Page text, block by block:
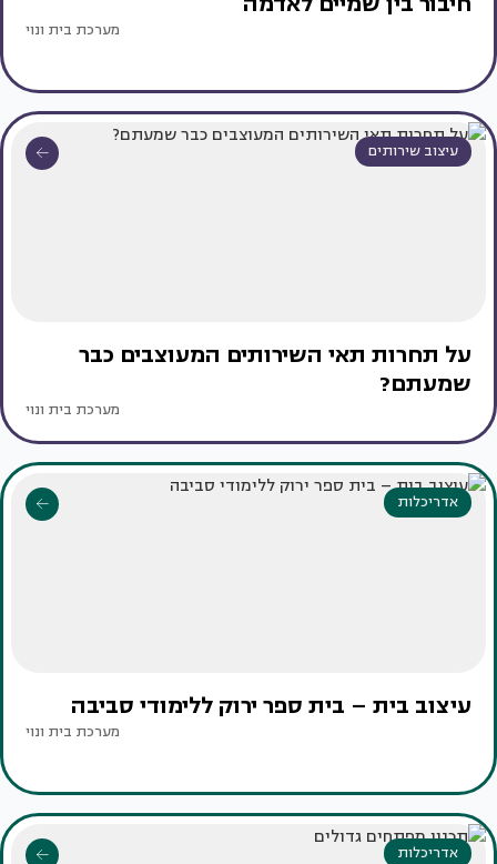
מערכת בית ונוי
עיצוב שירותים
על תחרות תאי השירותים המעוצבים כבר
שמעתם?
מערכת בית ונוי
אדריכלות
עיצוב בית – בית ספר ירוק ללימודי סביבה
מערכת בית ונוי
אדריכלות